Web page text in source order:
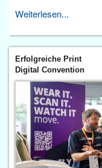
Weiterlesen...
Erfolgreiche Print
Digital Convention